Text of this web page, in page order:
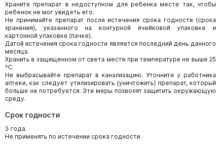
Храните препарат в недоступном для ребенка месте так, чтобы
ребенок не мог увидеть его.
Не принимайте препарат после истечения срока годности (срока
хранения), указанного на контурной ячейковой упаковке и
картонной упаковке (пачке).
Датой истечения срока годности является последний день данного
месяца.
Хранить в защищенном от света месте при температуре не выше 25
ºС.
Не выбрасывайте препарат в канализацию. Уточните у работника
аптеки, как следует утилизировать (уничтожить) препарат, который
больше не потребуется. Эти меры позволят защитить окружающую
среду.
Срок годности
3 года.
Не применять по истечении срока годности.